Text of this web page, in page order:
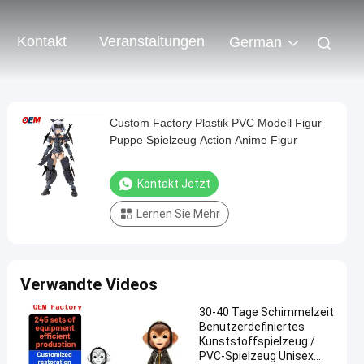
Kontakt Veranstaltungen German
Custom Factory Plastik PVC Modell Figur
Puppe Spielzeug Action Anime Figur
Kontakt Jetzt
Lernen Sie Mehr
Verwandte Videos
30-40 Tage Schimmelzeit
Benutzerdefiniertes
Kunststoffspielzeug /
PVC-Spielzeug Unisex